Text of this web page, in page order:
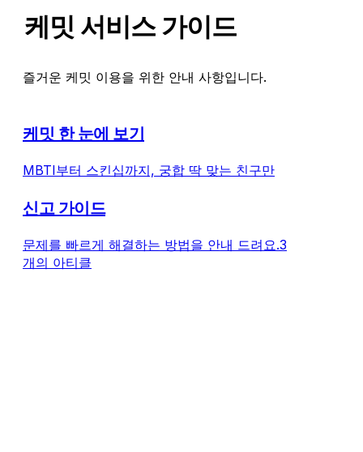
케밋 서비스 가이드
즐거운 케밋 이용을 위한 안내 사항입니다.
케밋 한 눈에 보기
MBTI부터 스킨십까지, 궁합 딱 맞는 친구만
신고 가이드
문제를 빠르게 해결하는 방법을 안내 드려요.3
개의 아티클